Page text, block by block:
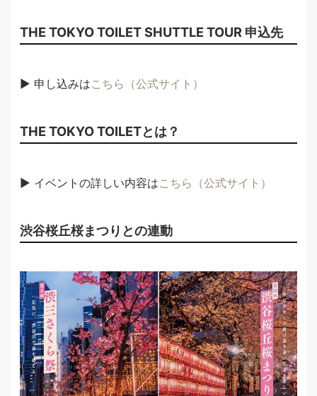
THE TOKYO TOILET SHUTTLE TOUR 申込先
▶︎ 申し込みはこちら（公式サイト）
THE TOKYO TOILETとは？
▶︎ イベントの詳しい内容はこちら（公式サイト）
渋谷桜丘桜まつりとの連動